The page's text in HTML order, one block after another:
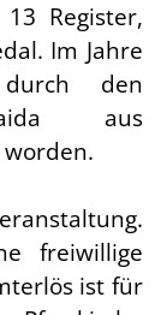
Register,
Im Jahre
den
aus
freiwillige
ist für